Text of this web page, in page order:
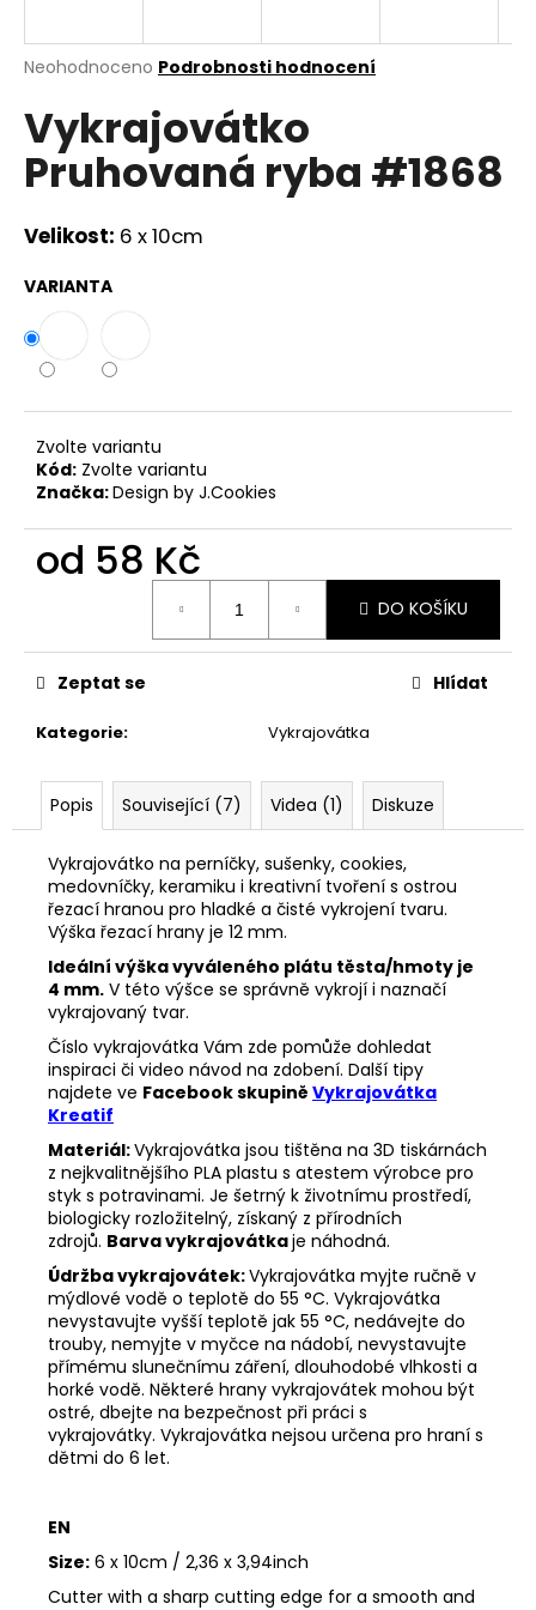
Průměrné
produktu
je
0,0
hvězdiček.
Neohodnoceno Podrobnosti hodnocení
Vykrajovátko
Pruhovaná ryba #1868
Velikost: 6 x 10cm
VARIANTA
Zvolte variantu
Kód: Zvolte variantu
Značka:Design by J.Cookies
od 58 Kč
DO KOŠÍKU
Kategorie: Vykrajovátka
Zeptat se Hlídat
Popis Související (7) Videa (1) Diskuze
Vykrajovátko na perníčky, sušenky, cookies,
medovníčky, keramiku i kreativní tvoření s ostrou
řezací hranou pro hladké a čisté vykrojení tvaru.
Výška řezací hrany je 12 mm.
Ideální výška vyváleného plátu těsta/hmoty je
4 mm. V této výšce se správně vykrojí i naznačí
vykrajovaný tvar.
Číslo vykrajovátka Vám zde pomůže dohledat
inspiraci či video návod na zdobení. Další tipy
najdete ve Facebook skupině Vykrajovátka
Kreatif
Materiál:Vykrajovátka jsou tištěna na 3D tiskárnách
z nejkvalitnějšího PLA plastu s atestem výrobce pro
styk s potravinami. Je šetrný k životnímu prostředí,
biologicky rozložitelný, získaný z přírodních
zdrojů. Barva vykrajovátkaje náhodná.
Údržba vykrajovátek:Vykrajovátka myjte ručně v
mýdlové vodě o teplotě do 55 °C. Vykrajovátka
nevystavujte vyšší teplotě jak 55 °C, nedávejte do
trouby, nemyjte v myčce na nádobí, nevystavujte
přímému slunečnímu záření, dlouhodobé vlhkosti a
horké vodě. Některé hrany vykrajovátek mohou být
ostré, dbejte na bezpečnost při práci s
vykrajovátky. Vykrajovátka nejsou určena pro hraní s
dětmi do 6 let.
EN
Size: 6 x 10cm / 2,36 x 3,94inch
Cutter with a sharp cutting edge for a smooth and
j
t
?
D
o
p
o
č
u
m
e
VYKRAJOVÁTKA
#1515
49
Kč